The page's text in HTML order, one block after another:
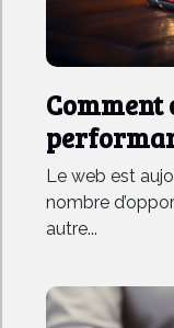
Comment
ligne ?
Le web est
nombre
autre...